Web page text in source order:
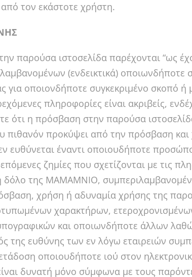
τον εκάστοτε χρήστη.
παρούσα ιστοσελίδα παρέχονται “ως
(ενδεικτικά)
για οποιονδήποτε συγκεκριμένο σκοπό
πληροφορίες είναι ακριβείς,
ότι η πρόσβαση στην παρούσα
πιθανόν προκύψει από την πρόσβαση και
ευθύνεται έναντι οποιουδήποτε
ζημίες που σχετίζονται με τις
της MAMAMNIO,
χρήση ή αδυναμία χρήσης της
χαρακτήρων,
και οποιωνδήποτε άλλων
της ευθύνης των εν λόγω εταιρειών
οποιουδήποτε ιού στον
δυνατή μόνο σύμφωνα με τους